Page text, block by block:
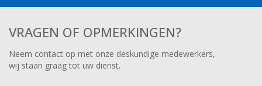
VRAGEN OF OPMERKINGEN?
Neem contact op met onze deskundige medewerkers,
wij staan graag tot uw dienst.